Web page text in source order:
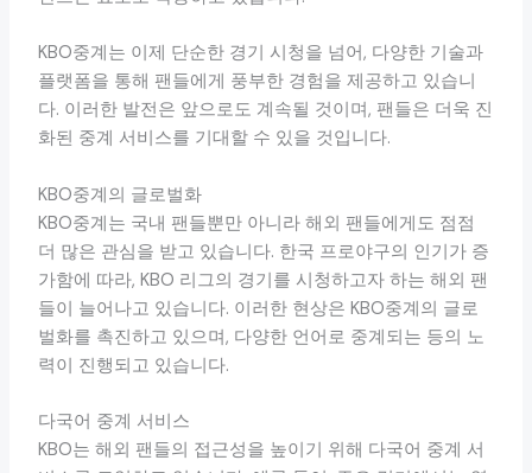
KBO중계는 이제 단순한 경기 시청을 넘어, 다양한 기술과
플랫폼을 통해 팬들에게 풍부한 경험을 제공하고 있습니
다. 이러한 발전은 앞으로도 계속될 것이며, 팬들은 더욱 진
화된 중계 서비스를 기대할 수 있을 것입니다.
KBO중계의 글로벌화
KBO중계는 국내 팬들뿐만 아니라 해외 팬들에게도 점점
더 많은 관심을 받고 있습니다. 한국 프로야구의 인기가 증
가함에 따라, KBO 리그의 경기를 시청하고자 하는 해외 팬
들이 늘어나고 있습니다. 이러한 현상은 KBO중계의 글로
벌화를 촉진하고 있으며, 다양한 언어로 중계되는 등의 노
력이 진행되고 있습니다.
다국어 중계 서비스
KBO는 해외 팬들의 접근성을 높이기 위해 다국어 중계 서